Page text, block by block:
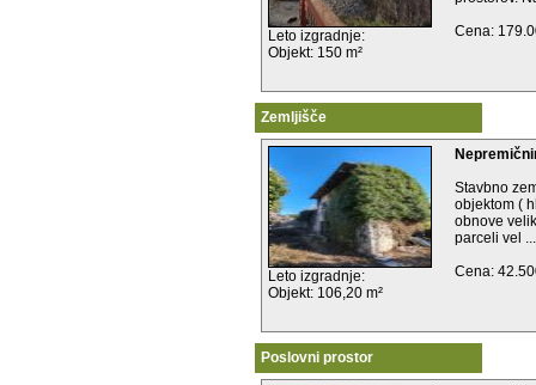
Leto izgradnje:
Objekt: 150 m²
Cena:
Zemljišče
Leto izgradnje:
Objekt: 106,20 m²
Stavbno
objektom (
obnove
parceli vel ...
Cena:
Poslovni prostor